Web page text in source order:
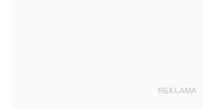
REKLAMA